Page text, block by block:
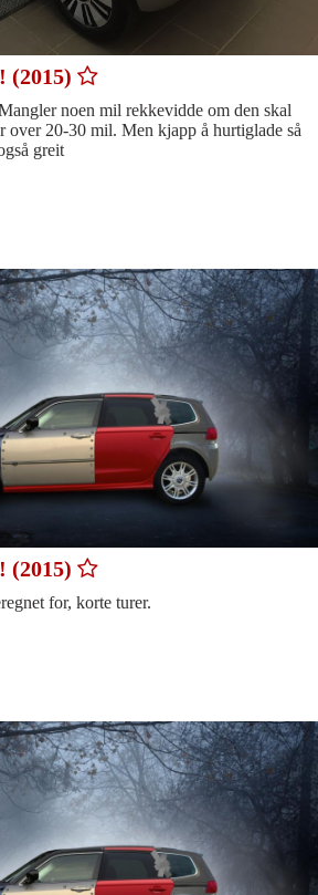
(2015)
noen mil rekkevidde om den skal
over 20-30 mil. Men kjapp å hurtiglade så
greit
(2015)
for, korte turer.